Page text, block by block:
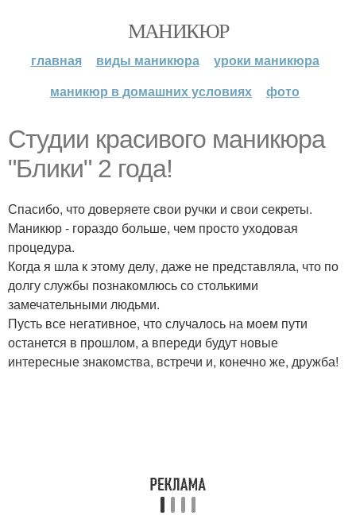
МАНИКЮР
главная виды маникюра
уроки маникюра
маникюр в домашних условиях
фото
Студии красивого маникюра
"Блики" 2 года!
Спасибо, что доверяете свои ручки и свои секреты.
Маникюр - гораздо больше, чем просто уходовая
процедура.
Когда я шла к этому делу, даже не представляла, что по
долгу службы познакомлюсь со столькими
замечательными людьми.
Пусть все негативное, что случалось на моем пути
останется в прошлом, а впереди будут новые
интересные знакомства, встречи и, конечно же, дружба!